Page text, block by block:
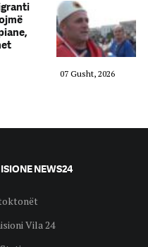
07 Gusht, 2026
NEWS24
Vila 24